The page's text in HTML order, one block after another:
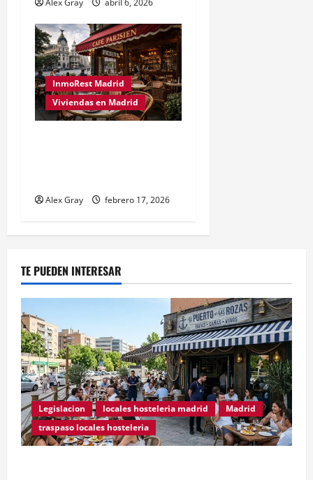
InmoRest Madrid
Viviendas en Madrid
Alex Gray febrero 17, 2026
TE PUEDEN INTERESAR
Legislacion locales hosteleria madrid
Madrid
traspaso locales hosteleria